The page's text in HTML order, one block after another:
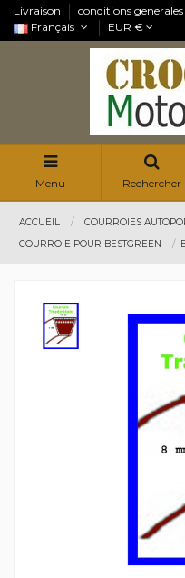
Livraison
conditions
Français
EUR €
Menu Rechercher
ACCUEIL
COURROIES
COURROIE POUR BESTGREEN